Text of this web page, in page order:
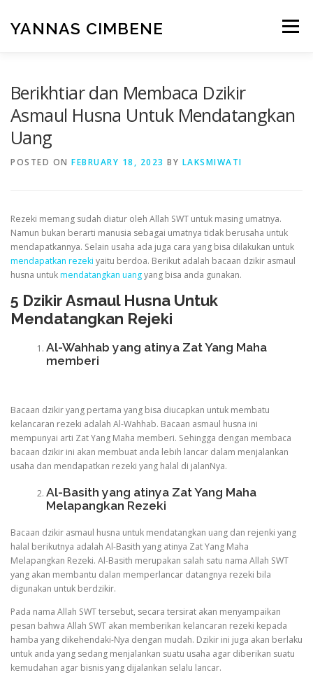
content
YANNAS CIMBENE Menu
Berikhtiar dan Membaca Dzikir
Asmaul Husna Untuk Mendatangkan
Uang
POSTED ON FEBRUARY 18, 2023 BY LAKSMIWATI
Rezeki memang sudah diatur oleh Allah SWT untuk masing umatnya.
Namun bukan berarti manusia sebagai umatnya tidak berusaha untuk
mendapatkannya. Selain usaha ada juga cara yang bisa dilakukan untuk
mendapatkan rezeki yaitu berdoa. Berikut adalah bacaan dzikir asmaul
husna untukmendatangkan uangyang bisa anda gunakan.
5 Dzikir Asmaul Husna Untuk
Mendatangkan Rejeki
Al-Wahhab yang atinya Zat Yang Maha
memberi
Bacaan dzikir yang pertama yang bisa diucapkan untuk membatu
kelancaran rezeki adalah Al-Wahhab. Bacaan asmaul husna ini
mempunyai arti Zat Yang Maha memberi. Sehingga dengan membaca
bacaan dzikir ini akan membuat anda lebih lancar dalam menjalankan
usaha dan mendapatkan rezeki yang halal di jalanNya.
Al-Basith yang atinya Zat Yang Maha
Melapangkan Rezeki
Bacaan dzikir asmaul husna untuk mendatangkan uang dan rejenki yang
halal berikutnya adalah Al-Basith yang atinya Zat Yang Maha
Melapangkan Rezeki. Al-Basith merupakan salah satu nama Allah SWT
yang akan membantu dalan memperlancar datangnya rezeki bila
digunakan untuk berdzikir.
Pada nama Allah SWT tersebut, secara tersirat akan menyampaikan
pesan bahwa Allah SWT akan memberikan kelancaran rezeki kepada
hamba yang dikehendaki-Nya dengan mudah. Dzikir ini juga akan berlaku
untuk anda yang sedang menjalankan suatu usaha agar diberikan suatu
kemudahan agar bisnis yang dijalankan selalu lancar.